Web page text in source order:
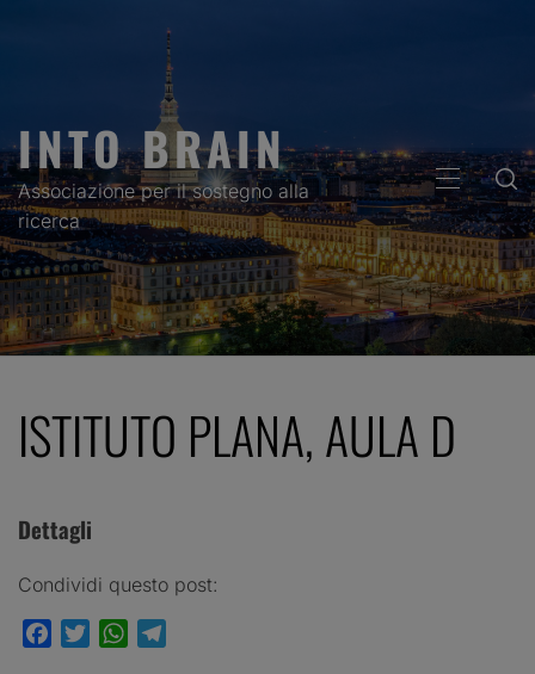
INTO BRAIN
Associazione per il sostegno alla
ricerca
PRIMARY
MENU
ISTITUTO PLANA, AULA D
Dettagli
Condividi questo post:
FacebookTwitterWhatsApp